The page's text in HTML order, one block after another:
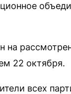
на
22 октября.
всех